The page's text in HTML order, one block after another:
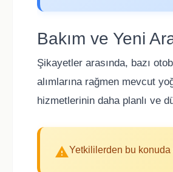
Bakım ve Yeni
Şikayetler arasında, bazı
alımlarına rağmen mevcut
hizmetlerinin daha planlı ve
Yetkililerden bu